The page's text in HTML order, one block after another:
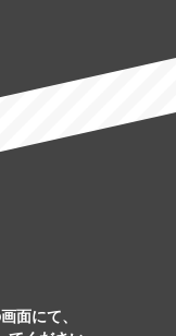
面にて、